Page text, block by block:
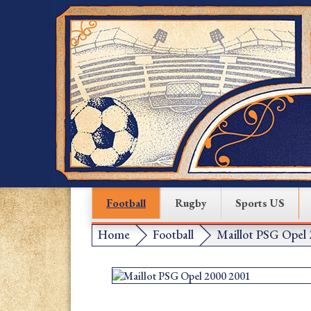
Football Rugby Sports US
Home Football Maillot PSG Opel